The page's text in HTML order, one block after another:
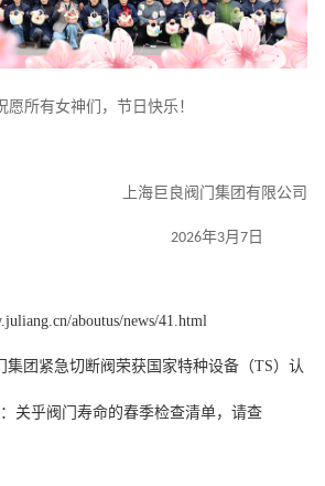
愿所有女神们，节日快乐！
上海巨良阀门集团有限公司
2026年3月7日
aboutus/news/41.html
集团紧急切断阀荣获国家特种设备（TS）认
：关乎阀门寿命的春季检查清单，请查